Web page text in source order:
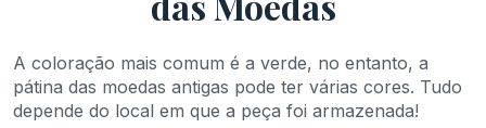
A coloração mais comum é a verde, no entanto, a
pátina das moedas antigas pode ter várias cores. Tudo
depende do local em que a peça foi armazenada!